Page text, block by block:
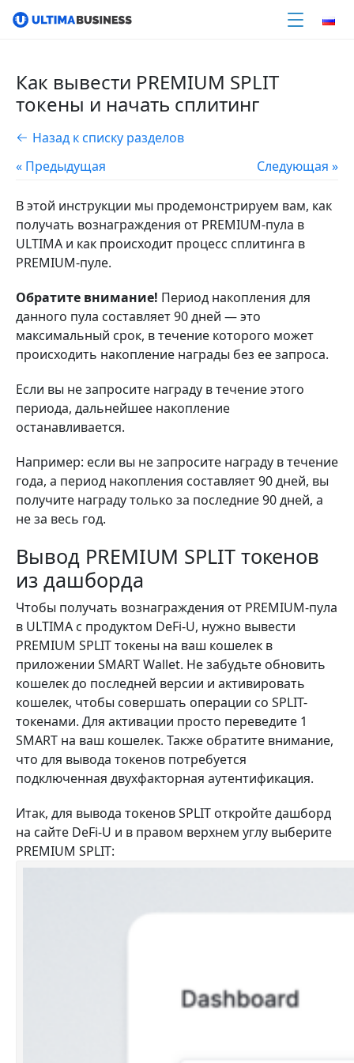
Как вывести PREMIUM SPLIT
токены и начать сплитинг
Назад к списку разделов
« Предыдущая
Следующая »
В этой инструкции мы продемонстрируем вам, как
получать вознаграждения от PREMIUM-пула в
ULTIMA и как происходит процесс сплитинга в
PREMIUM-пуле.
Обратите внимание! Период накопления для
данного пула составляет 90 дней — это
максимальный срок, в течение которого может
происходить накопление награды без ее запроса.
Если вы не запросите награду в течение этого
периода, дальнейшее накопление
останавливается.
Например: если вы не запросите награду в течение
года, а период накопления составляет 90 дней, вы
получите награду только за последние 90 дней, а
не за весь год.
Вывод PREMIUM SPLIT токенов
из дашборда
Чтобы получать вознаграждения от PREMIUM-пула
в ULTIMA с продуктом DeFi-U, нужно вывести
PREMIUM SPLIT токены на ваш кошелек в
приложении SMART Wallet. Не забудьте обновить
кошелек до последней версии и активировать
кошелек, чтобы совершать операции со SPLIT-
токенами. Для активации просто переведите 1
SMART на ваш кошелек. Также обратите внимание,
что для вывода токенов потребуется
подключенная двухфакторная аутентификация.
Итак, для вывода токенов SPLIT откройте дашборд
на сайте DeFi-U и в правом верхнем углу выберите
PREMIUM SPLIT: